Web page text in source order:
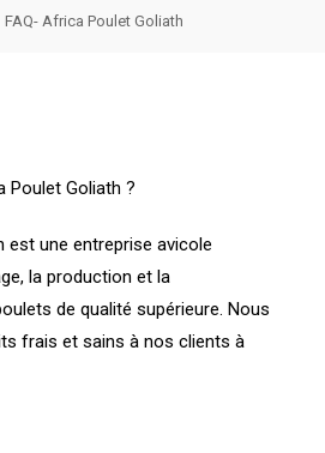
FAQ- Africa Poulet Goliath
Poulet Goliath ?
est une entreprise avicole
la production et la
de qualité supérieure. Nous
frais et sains à nos clients à